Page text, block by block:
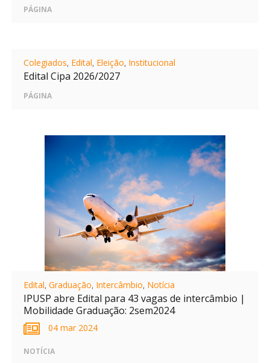
PÁGINA
Colegiados, Edital, Eleição, Institucional
Edital Cipa 2026/2027
PÁGINA
Edital, Graduação, Intercâmbio, Notícia
IPUSP abre Edital para 43 vagas de intercâmbio |
Mobilidade Graduação: 2sem2024
04 mar 2024
NOTÍCIA